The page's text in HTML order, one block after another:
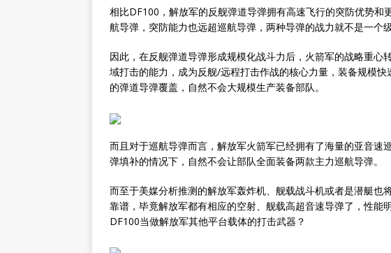
相比DF100，解放军的反舰弹道导弹拥有高速飞行的突防优势和
航导弹，突防能力也远超巡航导弹，两种导弹的战力就不是一个级
因此，在反舰弹道导弹形成规模化战斗力后，火箭军的战略重
域打击的能力，成为反舰/远程打击作战的核心力量，装备规模
的弹道导弹覆盖，自然不会大规模生产装备部队。
而且对于巡航导弹而言，解放军火箭军已经拥有了海量的亚音速
弹填补的情况下，自然不会让部队全面装备两款主力巡航导弹。
而至于美媒分析推测的解放军轰炸机、舰载战斗机或者是潜艇也
靠谱，毕竟解放军都有相应的空射、舰载高超音速导弹了，性能
DF100当做解放军其他平台载体的打击武器？